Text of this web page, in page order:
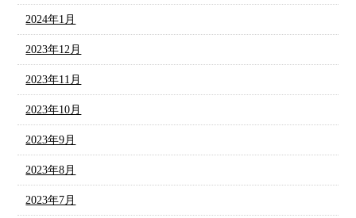
2024年1月
2023年12月
2023年11月
2023年10月
2023年9月
2023年8月
2023年7月